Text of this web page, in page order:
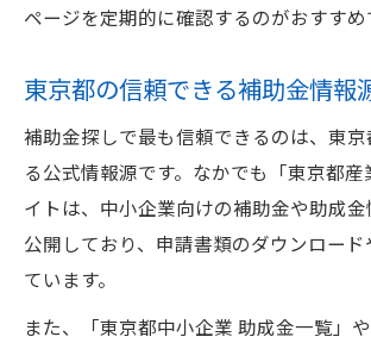
ページを定期的に確認するのがおすすめ
東京都の信頼できる補助金情報
補助金探しで最も信頼できるのは、東
る公式情報源です。なかでも「東京都産
イトは、中小企業向けの補助金や助成
公開しており、申請書類のダウンロード
ています。
また、「東京都中小企業 助成金一覧」